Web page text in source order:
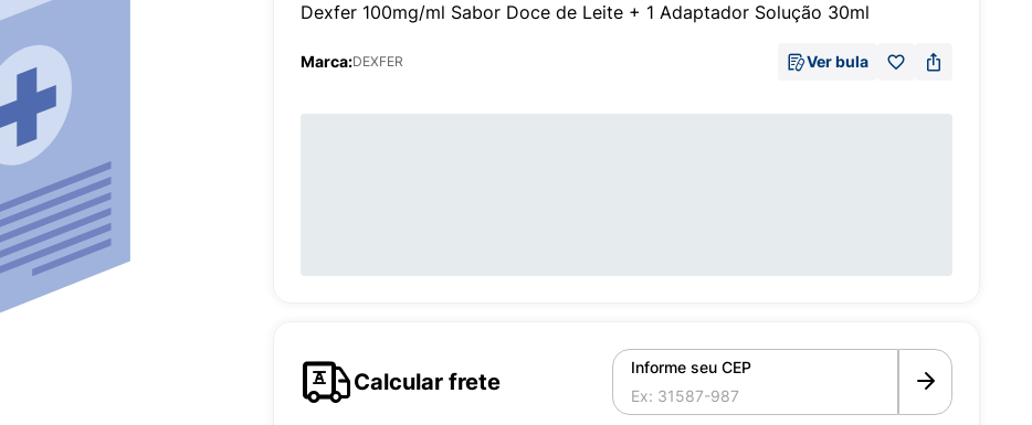
Dexfer 100mg/ml Sabor Doce de Leite + 1 Adaptador Solução 30ml
Marca:DEXFER Ver bula
Calcular frete
Informe seu CEP